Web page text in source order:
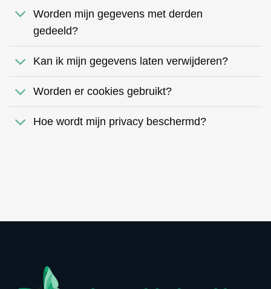
Worden mijn gegevens met derden
gedeeld?
Kan ik mijn gegevens laten verwijderen?
Worden er cookies gebruikt?
Hoe wordt mijn privacy beschermd?